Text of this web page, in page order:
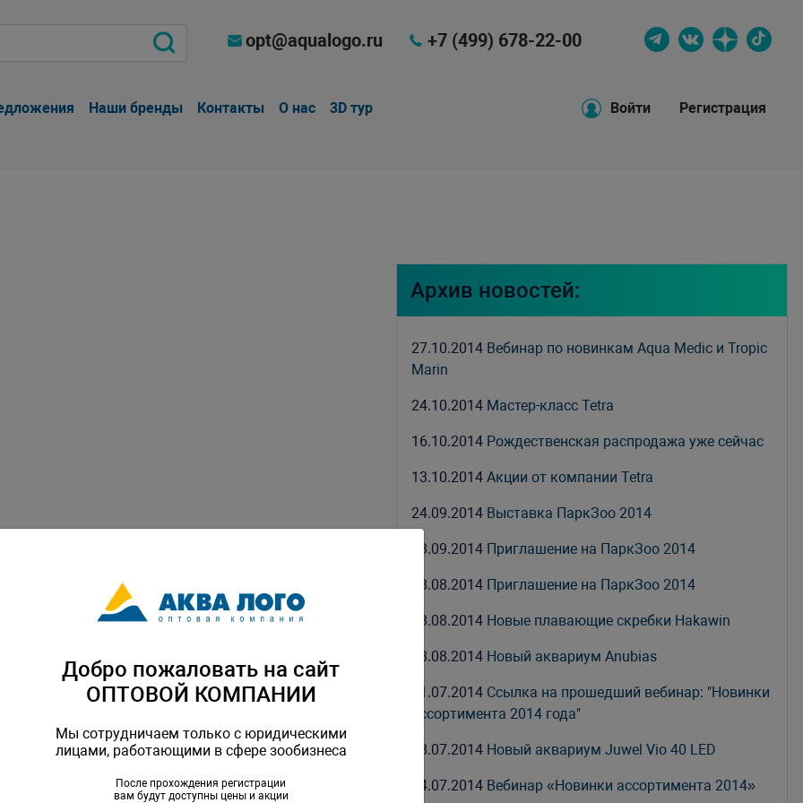
opt@aqualogo.ru +7 (499) 678-22-00
Наши бренды Контакты О нас 3D тур Войти Регистрация
Архив новостей:
27.10.2014 Вебинар по новинкам Aqua Medic и Tropic
Marin
24.10.2014 Мастер-класс Tetra
16.10.2014 Рождественская распродажа уже сейчас
13.10.2014Акции от компании Tetra
24.09.2014 Выставка ПаркЗоо 2014
03.09.2014 Приглашение на ПаркЗоо 2014
28.08.2014 Приглашение на ПаркЗоо 2014
13.08.2014 Новые плавающие скребки Hakawin
08.08.2014 Новый аквариум Anubias
31.07.2014 Ссылка на прошедший вебинар: "Новинки
ассортимента 2014 года"
28.07.2014 Новый аквариум Juwel Vio 40 LED
24.07.2014 Вебинар «Новинки ассортимента 2014»
Добро пожаловать на сайт
ОПТОВОЙ КОМПАНИИ
Мы сотрудничаем только с юридическими
лицами, работающими в сфере зообизнеса
После прохождения регистрации
вам будут доступны цены и акции